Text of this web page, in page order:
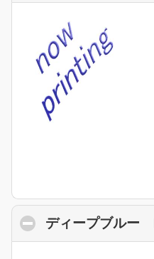
ディープブル